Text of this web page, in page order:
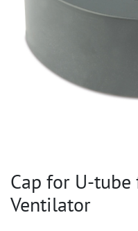
Cap for U-tube
Ventilator